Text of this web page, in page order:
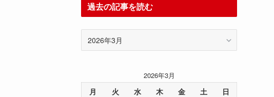
過去の記事を読む
事
2026年3月
月 火 水 木 金 土 日